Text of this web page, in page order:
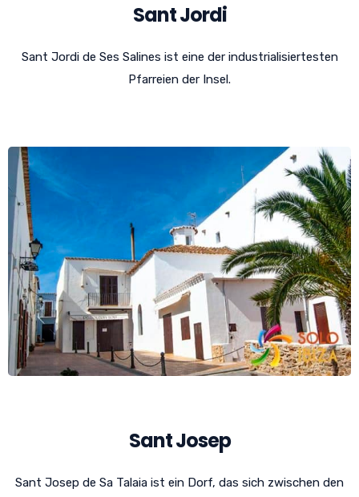
Sant Jordi
Sant Jordi de Ses Salines ist eine der industrialisiertesten
Pfarreien der Insel.
Sant Josep
Sant Josep de Sa Talaia ist ein Dorf, das sich zwischen den